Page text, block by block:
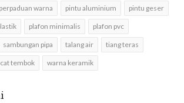
perpaduan warna pintu aluminium pintu geser
plafon minimalis plafon pvc
sambungan pipa talang air tiang teras
tembok warna keramik